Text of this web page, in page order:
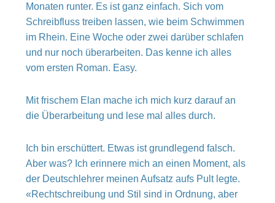
Monaten runter. Es ist ganz einfach. Sich vom
Schreibfluss treiben lassen, wie beim Schwimmen
im Rhein. Eine Woche oder zwei darüber schlafen
und nur noch überarbeiten. Das kenne ich alles
vom ersten Roman. Easy.
Mit frischem Elan mache ich mich kurz darauf an
die Überarbeitung und lese mal alles durch.
Ich bin erschüttert. Etwas ist grundlegend falsch.
Aber was? Ich erinnere mich an einen Moment, als
der Deutschlehrer meinen Aufsatz aufs Pult legte.
«Rechtschreibung und Stil sind in Ordnung, aber